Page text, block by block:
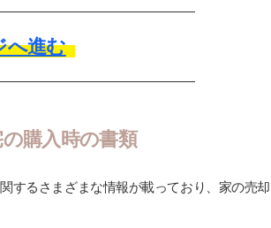
へ進む
購入時の書類
するさまざまな情報が載っており、家の売却